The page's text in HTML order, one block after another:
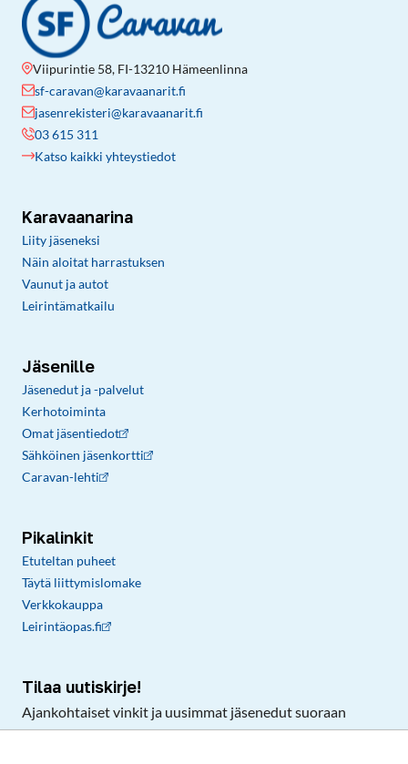
Viipurintie 58, FI-13210 Hämeenlinna
sf-caravan@karavaanarit.fi
jasenrekisteri@karavaanarit.fi
03 615 311
Katso kaikki yhteystiedot
Karavaanarina
Liity jäseneksi
Näin aloitat harrastuksen
Vaunut ja autot
Leirintämatkailu
Jäsenille
Jäsenedut ja -palvelut
Kerhotoiminta
Omat jäsentiedot
Sähköinen jäsenkortti
Caravan-lehti
Pikalinkit
Etuteltan puheet
Täytä liittymislomake
Verkkokauppa
Leirintäopas.fi
Tilaa uutiskirje!
Ajankohtaiset vinkit ja uusimmat jäsenedut suoraan